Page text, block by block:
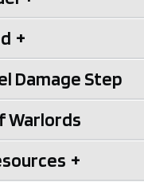
+
Damage Step
Warlords
+